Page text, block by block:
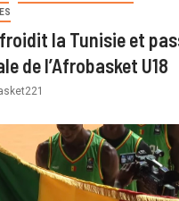
la Tunisie et
de l’Afrobasket U18